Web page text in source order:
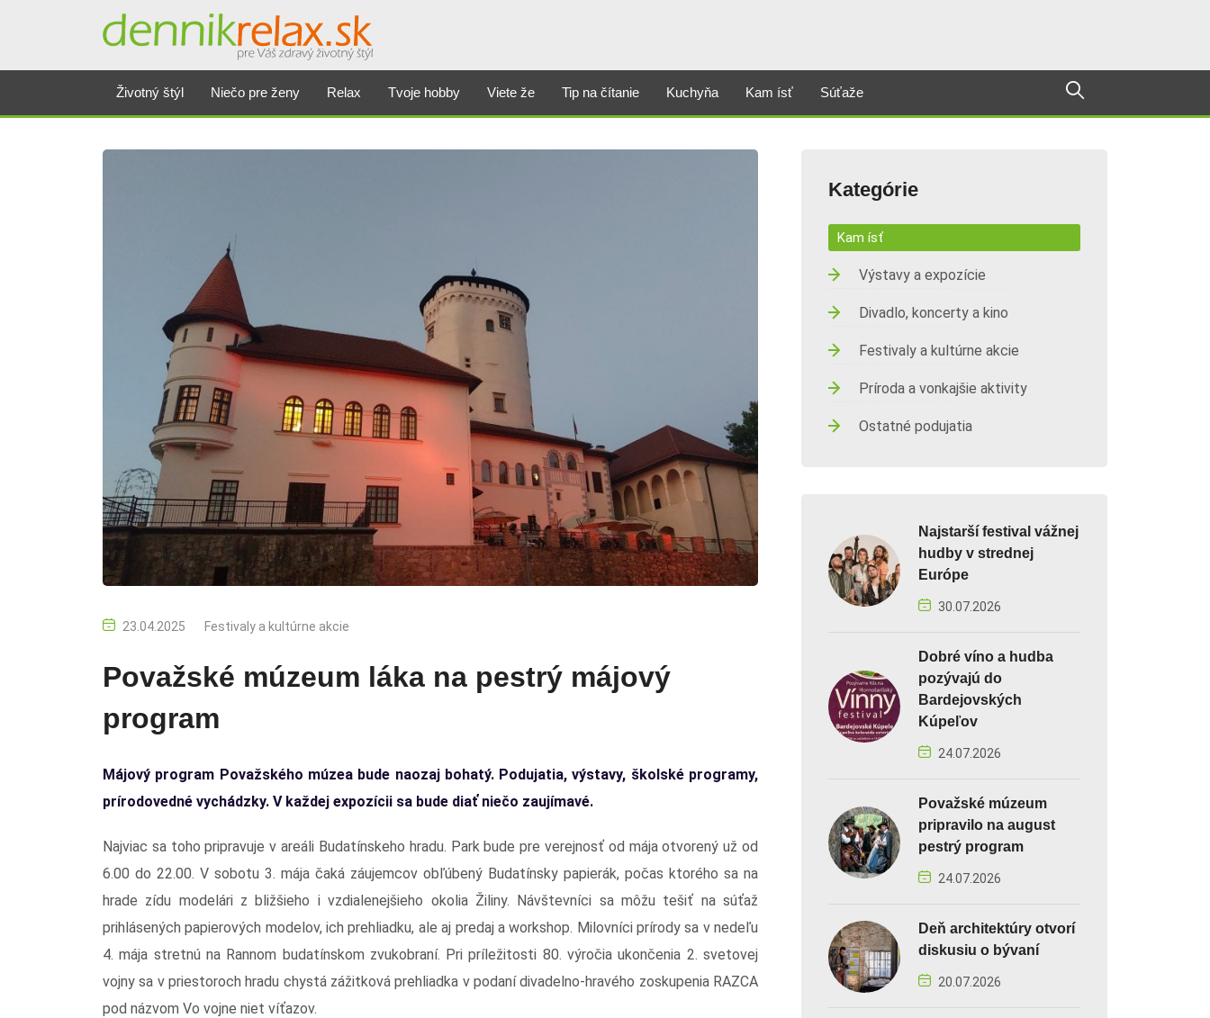
Životný štýl Niečo pre ženy Relax Tvoje hobby Viete že Tip na čítanie Kuchyňa Kam ísť Súťaže
23.04.2025 Festivaly a kultúrne akcie
Považské múzeum láka na pestrý májový
program
Májový program Považského múzea bude naozaj bohatý. Podujatia, výstavy, školské programy,
prírodovedné vychádzky. V každej expozícii sa bude diať niečo zaujímavé.
Najviac sa toho pripravuje v areáli Budatínskeho hradu. Park bude pre verejnosť od mája otvorený už od
6.00 do 22.00. V sobotu 3. mája čaká záujemcov obľúbený Budatínsky papierák, počas ktorého sa na
hrade zídu modelári z bližšieho i vzdialenejšieho okolia Žiliny. Návštevníci sa môžu tešiť na súťaž
prihlásených papierových modelov, ich prehliadku, ale aj predaj a workshop. Milovníci prírody sa v nedeľu
4. mája stretnú na Rannom budatínskom zvukobraní. Pri príležitosti 80. výročia ukončenia 2. svetovej
vojny sa v priestoroch hradu chystá zážitková prehliadka v podaní divadelno-hravého zoskupenia RAZCA
pod názvom Vo vojne niet víťazov.
Kategórie
Kam ísť
Výstavy a expozície
Divadlo, koncerty a kino
Festivaly a kultúrne akcie
Príroda a vonkajšie aktivity
Ostatné podujatia
Najstarší festival vážnej
hudby v strednej
Európe
30.07.2026
Dobré víno a hudba
pozývajú do
Bardejovských
Kúpeľov
24.07.2026
Považské múzeum
pripravilo na august
pestrý program
24.07.2026
Deň architektúry otvorí
diskusiu o bývaní
20.07.2026